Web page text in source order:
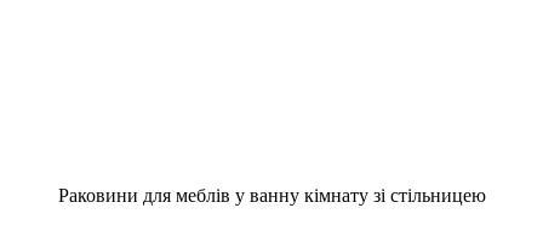
Раковини для меблів у ванну кімнату зі стільницею